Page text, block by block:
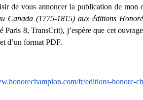
de vous annoncer la publication de mon
Canada (1775-1815) aux éditions
Paris 8, TransCrit), j’espère que cet
d’un format PDF.
com/fr/editions-honore-